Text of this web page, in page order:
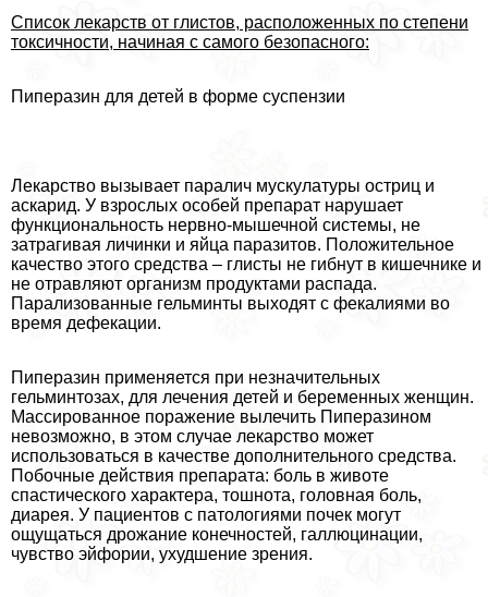
Список лекарств от глистов, расположенных по степени
токсичности, начиная с самого безопасного:
Пиперазин для детей в форме суспензии
Лекарство вызывает паралич мускулатуры остриц и
аскарид. У взрослых особей препарат нарушает
функциональность нервно-мышечной системы, не
затрагивая личинки и яйца паразитов. Положительное
качество этого средства – глисты не гибнут в кишечнике и
не отравляют организм продуктами распада.
Парализованные гельминты выходят с фекалиями во
время дефекации.
Пиперазин применяется при незначительных
гельминтозах, для лечения детей и беременных женщин.
Массированное поражение вылечить Пиперазином
невозможно, в этом случае лекарство может
использоваться в качестве дополнительного средства.
Побочные действия препарата: боль в животе
спастического хаpaктера, тошнота, головная боль,
диарея. У пациентов с патологиями почек могут
ощущаться дрожание конечностей, галлюцинации,
чувство эйфории, ухудшение зрения.